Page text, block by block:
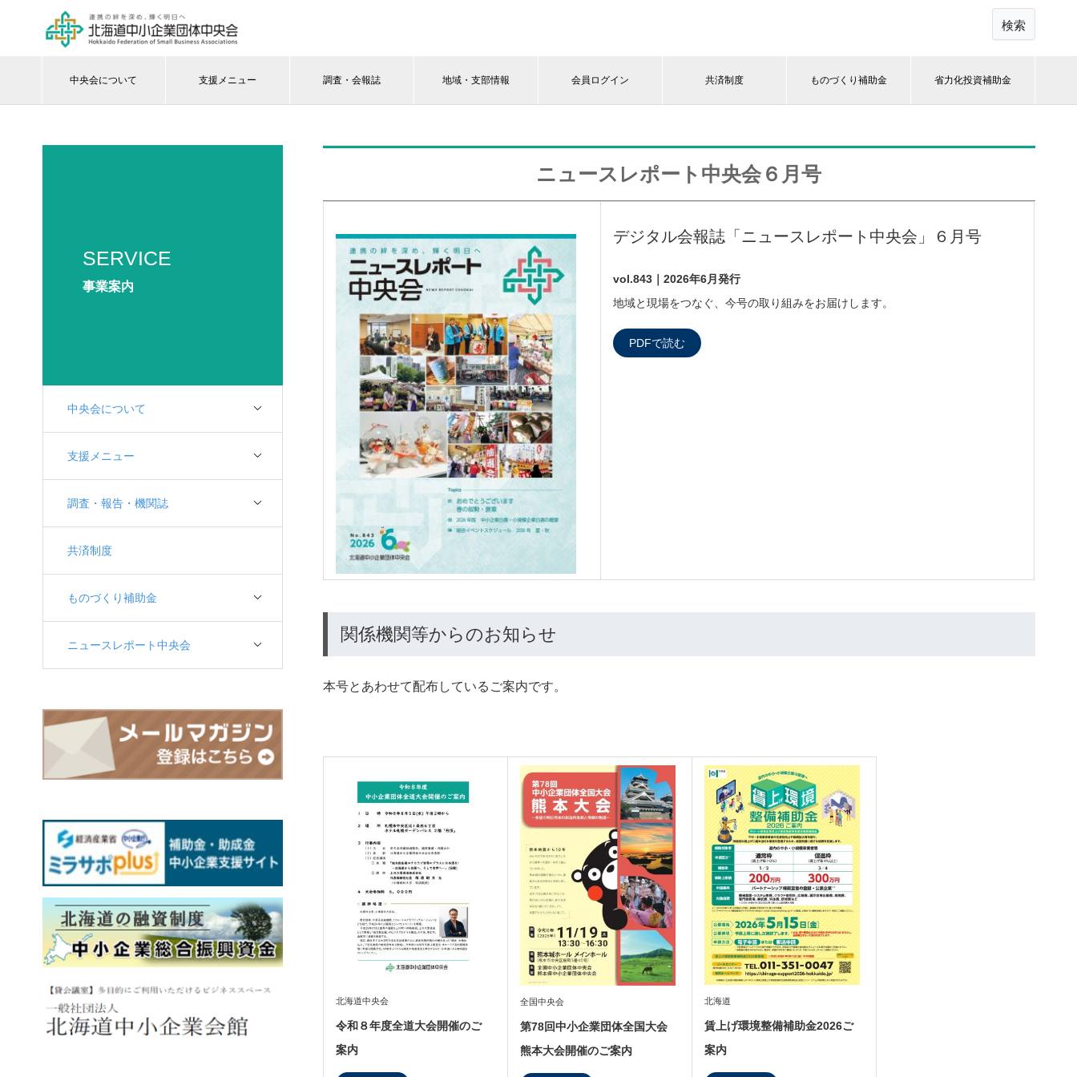
検索
中央会について 支援メニュー 調査・会報誌 地域・支部情報 会員ログイン 共済制度 ものづくり補助金 省力化投資補助金
SERVICE
事業案内
中央会について
支援メニュー
調査・報告・機関誌
共済制度
ものづくり補助金
ニュースレポート中央会
ニュースレポート中央会６月号
デジタル会報誌「ニュースレポート中央会」６月号
vol.843｜2026年6月発行
地域と現場をつなぐ、今号の取り組みをお届けします。
PDFで読む
関係機関等からのお知らせ
本号とあわせて配布しているご案内です。
北海道中央会
令和８年度全道大会開催のご
案内
全国中央会
第78回中小企業団体全国大会
熊本大会開催のご案内
北海道
賃上げ環境整備補助金2026ご
案内